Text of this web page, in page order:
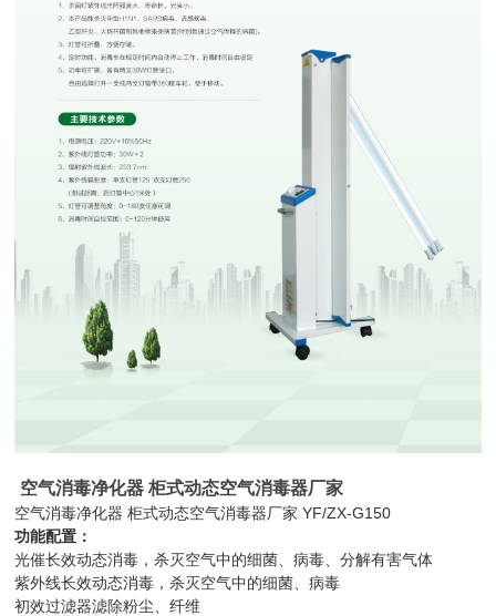
空气消毒净化器 柜式动态空气消毒器厂家
空气消毒净化器 柜式动态空气消毒器厂家 YF/ZX-G150
功能配置：
光催长效动态消毒，杀灭空气中的细菌、病毒、分解有害气体
紫外线长效动态消毒，杀灭空气中的细菌、病毒
初效过滤器滤除粉尘、纤维